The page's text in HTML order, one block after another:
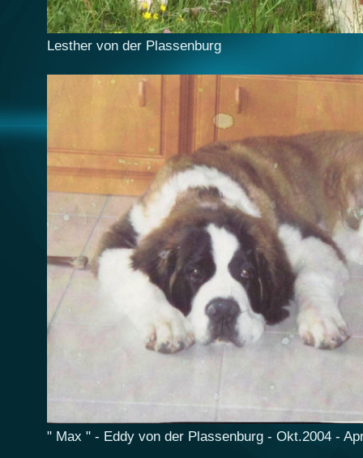
Lesther von der Plassenburg
" Max " - Eddy von der Plassenburg - Okt.2004 -